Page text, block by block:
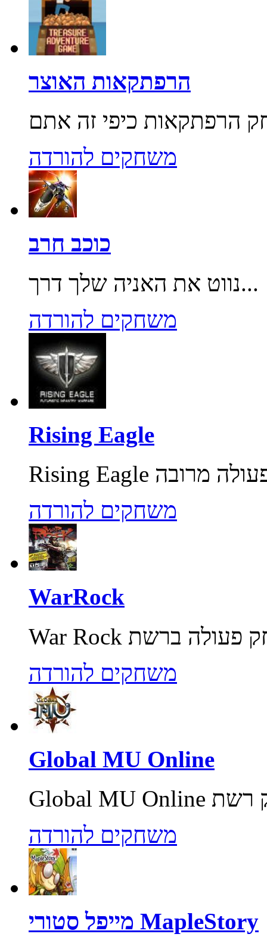
הרפתקאות האוצר
משחקים להורדה
כוכב חרב
נווט את האניה שלך דרך...
משחקים להורדה
Rising Eagle
משחקים להורדה
WarRock
משחקים להורדה
Global MU Online
משחקים להורדה
מייפל סטורי MapleStory